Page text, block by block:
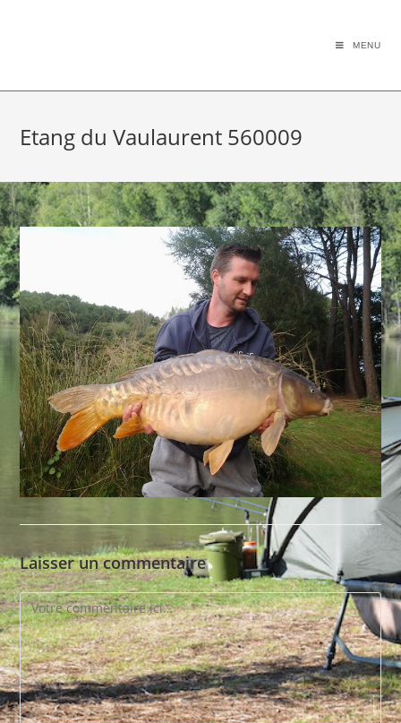
MENU
Etang du Vaulaurent 560009
Laisser un commentaire